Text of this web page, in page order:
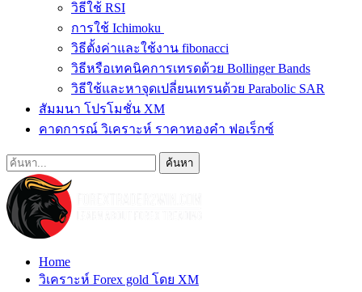
วิธีใช้ RSI
การใช้ Ichimoku
วิธีตั้งค่าและใช้งาน fibonacci
วิธีหรือเทคนิคการเทรดด้วย Bollinger Bands
วิธีใช้และหาจุดเปลี่ยนเทรนด้วย Parabolic SAR
สัมมนา โปรโมชั่น XM
คาดการณ์ วิเคราะห์ ราคาทองคำ ฟอเร็กซ์
Home
วิเคราะห์ Forex gold โดย XM